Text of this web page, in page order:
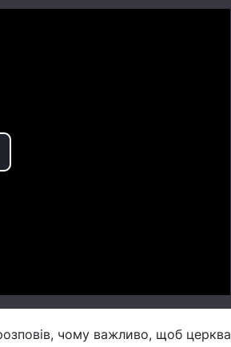
чому важливо, щоб церква